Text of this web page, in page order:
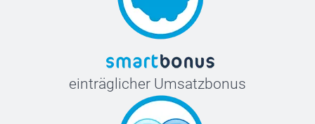
einträglicher Umsatzbonus